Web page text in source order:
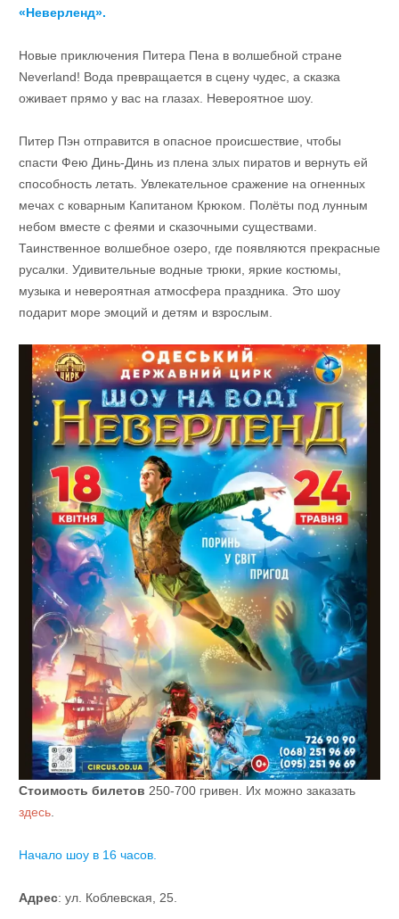
«Неверленд».
Новые приключения Питера Пена в волшебной стране
Neverland! Вода превращается в сцену чудес, а сказка
оживает прямо у вас на глазах. Невероятное шоу.
Питер Пэн отправится в опасное происшествие, чтобы
спасти Фею Динь-Динь из плена злых пиратов и вернуть ей
способность летать. Увлекательное сражение на огненных
мечах с коварным Капитаном Крюком. Полёты под лунным
небом вместе с феями и сказочными существами.
Таинственное волшебное озеро, где появляются прекрасные
русалки. Удивительные водные трюки, яркие костюмы,
музыка и невероятная атмосфера праздника. Это шоу
подарит море эмоций и детям и взрослым.
Стоимость билетов 250-700 гривен. Их можно заказать
здесь.
Начало шоу в 16 часов.
Адрес: ул. Коблевская, 25.